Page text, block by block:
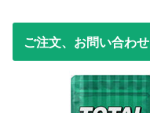
ご注文、お問い合わ